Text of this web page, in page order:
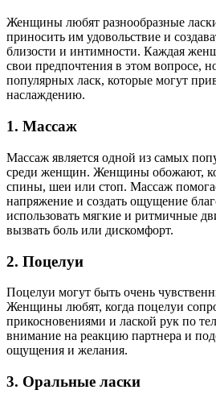
Женщины любят разнообразные
приносить им удовольствие и
близости и интимности. Каждая
свои предпочтения в этом вопросе,
популярных ласк, которые могут
наслаждению.
1. Массаж
Массаж является одной из самых
среди женщин. Женщины обожают,
спины, шеи или стоп. Массаж
напряжение и создать ощущение
использовать мягкие и ритмичные
вызвать боль или дискомфорт.
2. Поцелуи
Поцелуи могут быть очень
Женщины любят, когда поцелуи
прикосновениями и лаской рук по
внимание на реакцию партнера и
ощущения и желания.
3. Оральные ласки